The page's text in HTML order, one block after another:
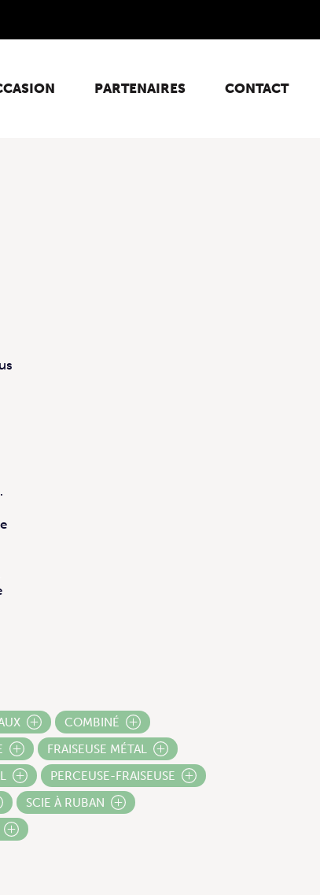
PARTENAIRES CONTACT
COMBINÉ
FRAISEUSE MÉTAL
PERCEUSE-FRAISEUSE
SCIE À RUBAN